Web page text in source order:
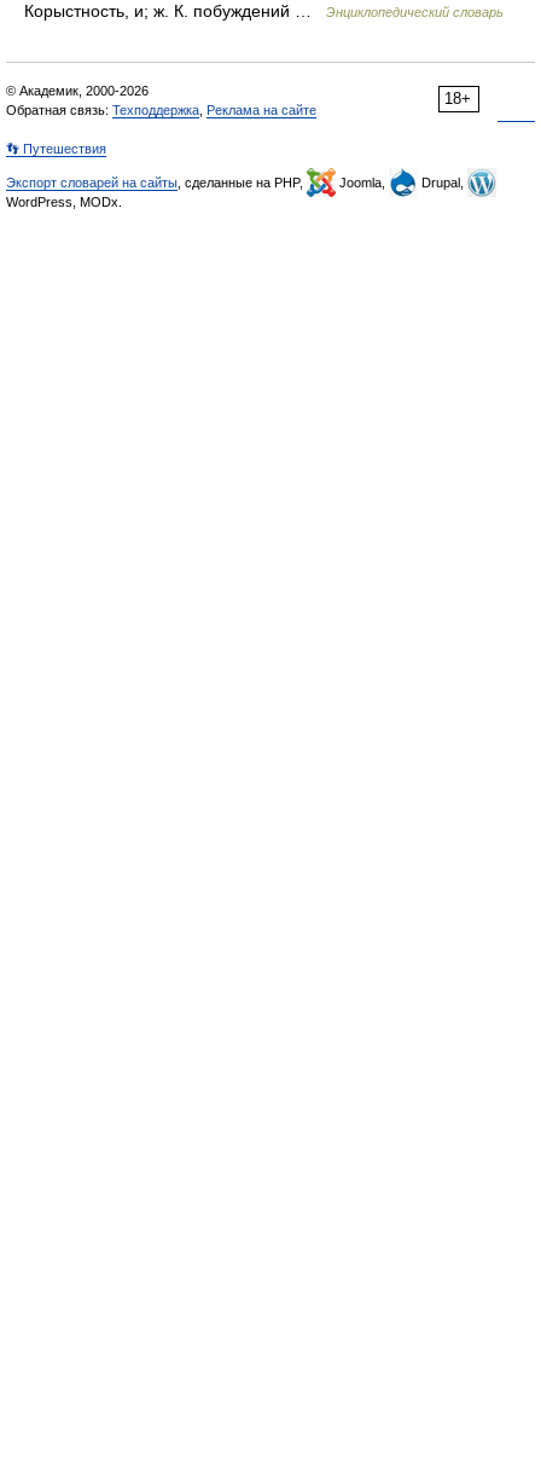
Корыстность, и; ж. К. побуждений …
Энциклопедический словарь
18+
© Академик, 2000-2026
Обратная связь: Техподдержка Реклама на сайте
👣 Путешествия
Экспорт словарей на сайты , сделанные на PHP, Joomla,
Drupal,
WordPress, MODx.